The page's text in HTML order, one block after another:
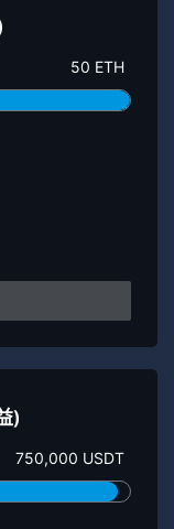
50 ETH
)
750,000 USDT